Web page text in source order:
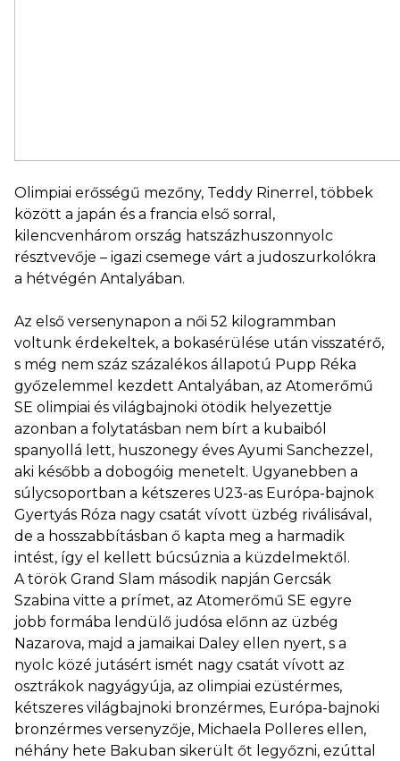
Olimpiai erősségű mezőny, Teddy Rinerrel, többek
között a japán és a francia első sorral,
kilencvenhárom ország hatszázhuszonnyolc
résztvevője – igazi csemege várt a judoszurkolókra
a hétvégén Antalyában.
Az első versenynapon a női 52 kilogrammban
voltunk érdekeltek, a bokasérülése után visszatérő,
s még nem száz százalékos állapotú Pupp Réka
győzelemmel kezdett Antalyában, az Atomerőmű
SE olimpiai és világbajnoki ötödik helyezettje
azonban a folytatásban nem bírt a kubaiból
spanyollá lett, huszonegy éves Ayumi Sanchezzel,
aki később a dobogóig menetelt. Ugyanebben a
súlycsoportban a kétszeres U23-as Európa-bajnok
Gyertyás Róza nagy csatát vívott üzbég riválisával,
de a hosszabbításban ő kapta meg a harmadik
intést, így el kellett búcsúznia a küzdelmektől.
A török Grand Slam második napján Gercsák
Szabina vitte a prímet, az Atomerőmű SE egyre
jobb formába lendülő judósa előnn az üzbég
Nazarova, majd a jamaikai Daley ellen nyert, s a
nyolc közé jutásért ismét nagy csatát vívott az
osztrákok nagyágyúja, az olimpiai ezüstérmes,
kétszeres világbajnoki bronzérmes, Európa-bajnoki
bronzérmes versenyzője, Michaela Polleres ellen,
néhány hete Bakuban sikerült őt legyőzni, ezúttal